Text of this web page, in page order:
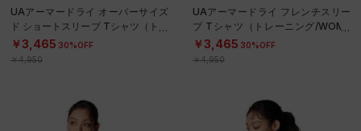
UAアーマードライ オーバーサイズ
ド ショートスリーブ Tシャツ（トレ
ーニング/WOMEN）
￥3,465 30%OFF
￥4,950
UAアーマードライ フレンチスリー
ブ Tシャツ（トレーニング/WOME
N）
￥3,465 30%OFF
￥4,950